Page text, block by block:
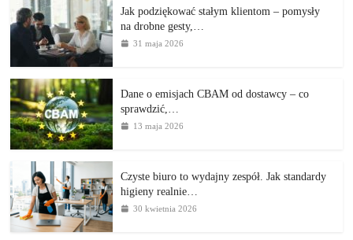
Jak podziękować stałym klientom – pomysły
na drobne gesty,…
31 maja 2026
Dane o emisjach CBAM od dostawcy – co
sprawdzić,…
13 maja 2026
Czyste biuro to wydajny zespół. Jak standardy
higieny realnie…
30 kwietnia 2026